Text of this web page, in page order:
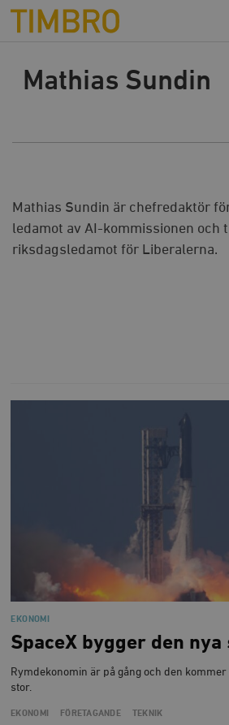
Timbro
Mathias Sundin
Mathias Sundin är chefredaktör
ledamot av AI-kommissionen och
riksdagsledamot för Liberalerna.
EKONOMI
SpaceX bygger den nya
Rymdekonomin är på gång och den
stor.
EKONOMI FÖRETAGANDE TEKNIK